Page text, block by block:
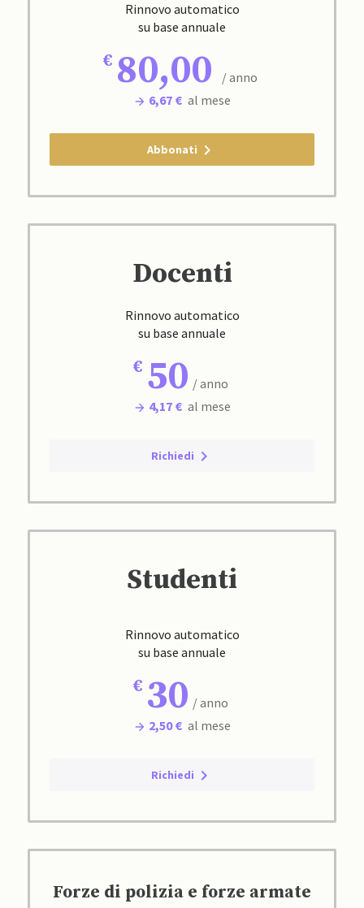
Rinnovo automatico
su base annuale
80,00
/ anno
6,67 € al mese
Abbonati
Docenti
Rinnovo automatico
su base annuale
50 / anno
4,17 € al mese
Richiedi
Studenti
Rinnovo automatico
su base annuale
30 / anno
2,50 € al mese
Richiedi
Forze di polizia e forze armate